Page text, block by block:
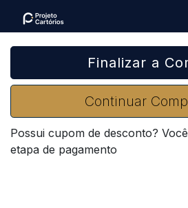
Finalizar a
Continuar
Possui cupom de desconto?
etapa de pagamento